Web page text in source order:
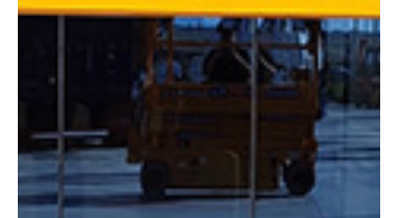
Las Tijeras Eléctricas están diseñadas para trabajar en interior, alcanzan
una altura desde los 5m a los 26,5m. Se caracterizan por llevas ruedas
anti-huellas y plataforma extensible, lo que permite ampliar la zona de
DIMENSIONES
Altura de trabajo:7.8 m
Alcance lateral:
0 m